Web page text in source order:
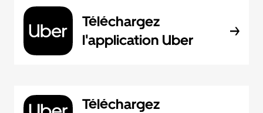
Téléchargez
l'application Uber
Téléchargez